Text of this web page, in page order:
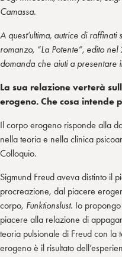
Camassa.
A quest’ultima, autrice di
romanzo, “La Potente”, edito
domanda che aiuti a presentare
La sua relazione verterà
erogeno. Che cosa intende
Il corpo erogeno risponde alla
nella teoria e nella clinica
Colloquio.
Sigmund Freud aveva distinto il
procreazione, dal piacere
corpo, Funktionslust. Io
piacere alla relazione di
teoria pulsionale di Freud con
erogeno è il risultato